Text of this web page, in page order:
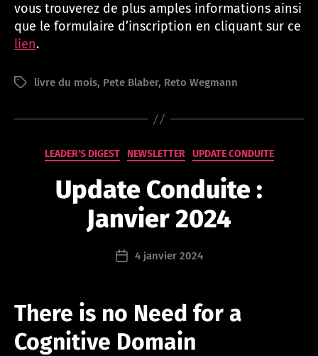
vous trouverez de plus amples informations ainsi
que le formulaire d’inscription en cliquant sur ce
lien.
Étiquettes
livre du mois, Pete Blaber, Reto Wegmann
Catégories
LEADER'S DIGEST NEWSLETTER UPDATE CONDUITE
Update Conduite :
Janvier 2024
ar
m
is
at
or
@
hi
ca
Date4 janvier 2024
There is no Need for a
Cognitive Domain